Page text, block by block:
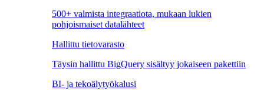
500+ valmista integraatiota, mukaan lukien
pohjoismaiset datalähteet
Hallittu tietovarasto
Täysin hallittu BigQuery sisältyy jokaiseen pakettiin
BI- ja tekoälytyökalusi